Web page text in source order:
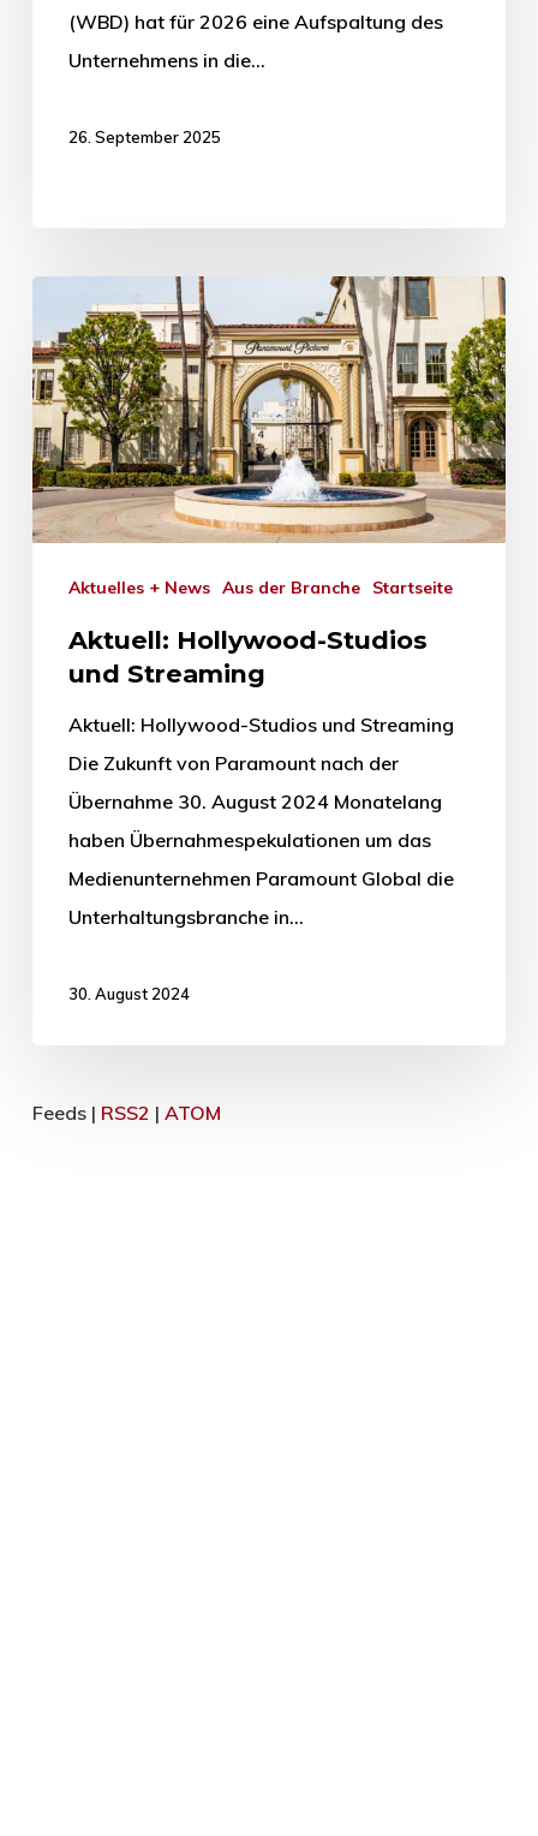
(WBD) hat für 2026 eine Aufspaltung des
Unternehmens in die…
26. September 2025
Aktuelles + News Aus der Branche Startseite
Aktuell: Hollywood-Studios
und Streaming
Aktuell: Hollywood-Studios und Streaming
Die Zukunft von Paramount nach der
Übernahme 30. August 2024 Monatelang
haben Übernahmespekulationen um das
Medienunternehmen Paramount Global die
Unterhaltungsbranche in…
30. August 2024
Feeds | RSS2 | ATOM